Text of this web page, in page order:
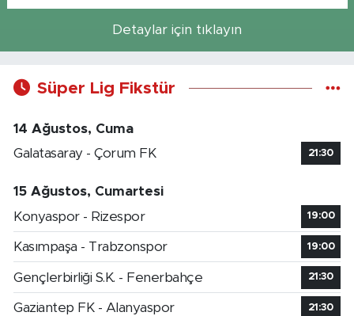
Detaylar için tıklayın
Süper Lig Fikstür
14 Ağustos, Cuma
Galatasaray - Çorum FK
21:30
15 Ağustos, Cumartesi
Konyaspor - Rizespor
19:00
Kasımpaşa - Trabzonspor 19:00
Gençlerbirliği S.K. - Fenerbahçe 21:30
Gaziantep FK - Alanyaspor 21:30